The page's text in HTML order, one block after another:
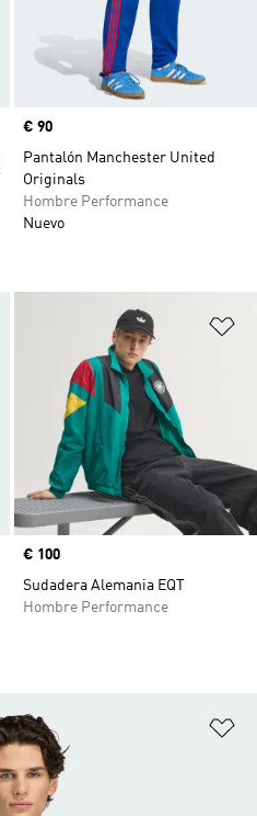
Precio
€ 90
Pantalón Manchester United
Originals
Hombre Performance
Nuevo
Añadir a la lista de deseos
Precio
€ 100
Sudadera Alemania EQT
Hombre Performance